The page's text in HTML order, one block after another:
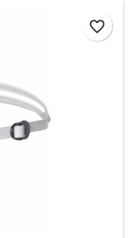
favorite_border